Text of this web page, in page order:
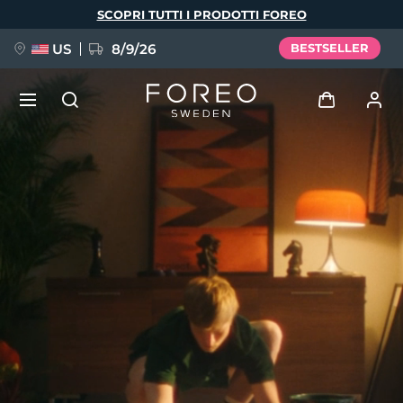
SCOPRI TUTTI I PRODOTTI FOREO
US 8/9/26 BESTSELLER
Accedi
Profilo utente
I miei dispositivi
I miei ordini
I miei indirizzi
I miei abbonamenti
NUOVO
FAQ™ Pure Beauty-Tech Elixir
issa™ Teeth Whitening Set
Lingua
Deutsch
Español
Italiano
Português
Svenska
简体中文 繁體中文